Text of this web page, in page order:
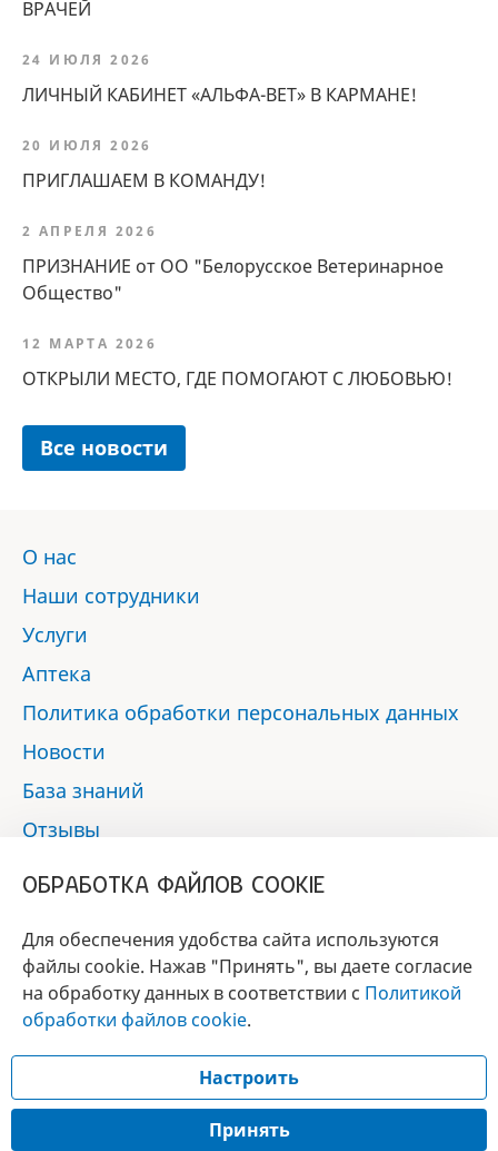
ВРАЧЕЙ
24 ИЮЛЯ 2026
ЛИЧНЫЙ КАБИНЕТ «АЛЬФА-ВЕТ» В КАРМАНЕ!
20 ИЮЛЯ 2026
ПРИГЛАШАЕМ В КОМАНДУ!
2 АПРЕЛЯ 2026
ПРИЗНАНИЕ от ОО "Белорусское Ветеринарное
Общество"
12 МАРТА 2026
ОТКРЫЛИ МЕСТО, ГДЕ ПОМОГАЮТ С ЛЮБОВЬЮ!
Все новости
О нас
Наши сотрудники
Услуги
Аптека
Политика обработки персональных данных
Новости
База знаний
Отзывы
БРЕНД
ГОДА 2017 - 2019
© 2017 - 2026 «Альфа-вет»
Разработка сайта —
ОБРАБОТКА ФАЙЛОВ COOKIE
Для обеспечения удобства сайта используются
файлы cookie. Нажав "Принять", вы даете согласие
на обработку данных в соответствии с Политикой
обработки файлов cookie.
Настроить
Принять